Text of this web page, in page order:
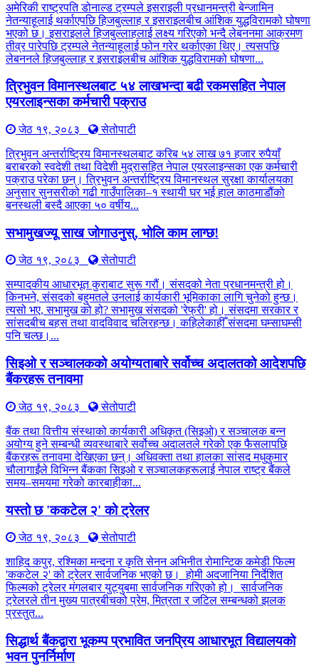
अमेरिकी राष्ट्रपति डोनाल्ड ट्रम्पले इसराइली प्रधानमन्त्री बेन्जामिन
नेतन्याहूलाई थर्काएपछि हिजबुल्लाह र इसराइलबीच आंशिक युद्धविरामको घोषणा
भएको छ। इसराइलले हिजबुल्लाहलाई लक्ष्य गरिएको भन्दै लेबननमा आक्रमण
तीव्र पारेपछि ट्रम्पले नेतन्याहूलाई फोन गरेर थर्काएका थिए। त्यसपछि
लेबननले हिजबुल्लाह र इसराइलबीच आंशिक युद्धविरामको घोषणा...
त्रिभुवन विमानस्थलबाट ५४ लाखभन्दा बढी रकमसहित नेपाल
एयरलाइन्सका कर्मचारी पक्राउ
जेठ १९, २०८३
सेतोपाटी
त्रिभुवन अन्तर्राष्ट्रिय विमानस्थलबाट करिब ५४ लाख ७१ हजार रुपैयाँ
बराबरको स्वदेशी तथा विदेशी मुद्रासहित नेपाल एयरलाइन्सका एक कर्मचारी
पक्राउ परेका छन्। त्रिभुवन अन्तर्राष्ट्रिय विमानस्थल सुरक्षा कार्यालयका
अनुसार सुनसरीको गढी गाउँपालिका–१ स्थायी घर भई हाल काठमाडौंको
बनस्थली बस्दै आएका ५० वर्षीय...
सभामुखज्यू साख जोगाउनुस्, भोलि काम लाग्छ!
जेठ १९, २०८३
सेतोपाटी
सम्पादकीय आधारभूत कुराबाट सुरू गरौं। संसदको नेता प्रधानमन्त्री हो।
किनभने, संसदको बहुमतले उनलाई कार्यकारी भूमिकाका लागि चुनेको हुन्छ।
त्यसो भए, सभामुख को हो? सभामुख संसदको 'रेफ्री' हो। संसदमा सरकार र
सांसदबीच बहस तथा वादविवाद चलिरहन्छ। कहिलेकाहीँ संसदमा घम्साघम्सी
पनि चल्छ।...
सिइओ र सञ्चालकको अयोग्यताबारे सर्वोच्च अदालतको आदेशपछि
बैंकरहरू तनावमा
जेठ १९, २०८३
सेतोपाटी
बैंक तथा वित्तीय संस्थाको कार्यकारी अधिकृत (सिइओ) र सञ्चालक बन्न
अयोग्य हुने सम्बन्धी व्यवस्थाबारे सर्वोच्च अदालतले गरेको एक फैसलापछि
बैंकरहरू तनावमा देखिएका छन्। अधिवक्ता तथा हालका सांसद मधुकुमार
चौलागाईंले विभिन्न बैंकका सिइओ र सञ्चालकहरूलाई नेपाल राष्ट्र बैंकले
समय–समयमा गरेको कारबाहीका...
यस्तो छ 'ककटेल २' को ट्रेलर
जेठ १९, २०८३
सेतोपाटी
शाहिद कपुर, रश्मिका मन्दना र कृति सेनन अभिनीत रोमान्टिक कमेडी फिल्म
'ककटेल २' को ट्रेलर सार्वजनिक भएको छ। होमी अदजानिया निर्देशित
फिल्मको ट्रेलर मंगलबार युट्युबमा सार्वजनिक गरिएको हो। सार्वजनिक
ट्रेलरले तीन मुख्य पात्रबीचको प्रेम, मित्रता र जटिल सम्बन्धको झलक
प्रस्तुत...
सिद्धार्थ बैंकद्वारा भूकम्प प्रभावित जनप्रिय आधारभूत विद्यालयको
भवन पुनर्निर्माण